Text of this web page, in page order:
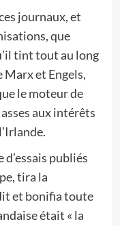
journaux, et
que
tint tout au long
Marx et Engels,
le moteur de
aux intérêts
publiés
tira la
et bonifia toute
était « la